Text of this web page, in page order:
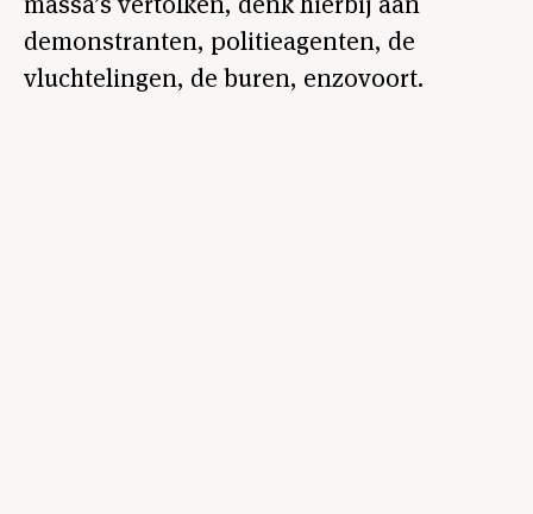
demonstranten, politieagenten, de
vluchtelingen, de buren, enzovoort.